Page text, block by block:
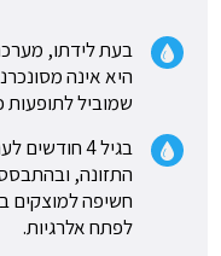
בעת לידתו,
היא אינה
שמוביל לתופעות
בגיל 4
התזונה,
חשיפה למוצקים
לפתח אלרגיות.